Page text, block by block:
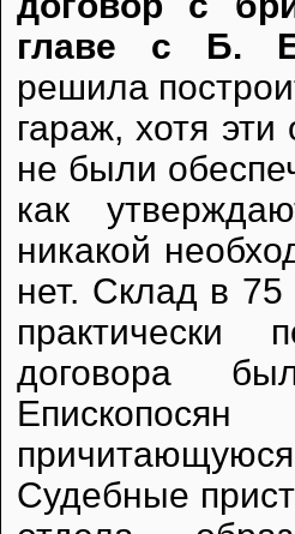
главе с Б.
решила
гараж, хотя
не были
как
никакой
нет. Склад в 75
практически
договора
Судебные